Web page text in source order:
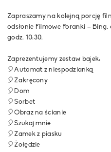
Zapraszamy na kolejną porcję
odsłonie Filmowe Poranki – Bing,
godz. 10:30.
Zaprezentujemy zestaw bajek:
🎈Automat z niespodzianką
🎈Zakręcony
🎈Dom
🎈Sorbet
🎈Obraz na ścianie
🎈Szukaj mnie
🎈Zamek z piasku
🎈Żołędzie